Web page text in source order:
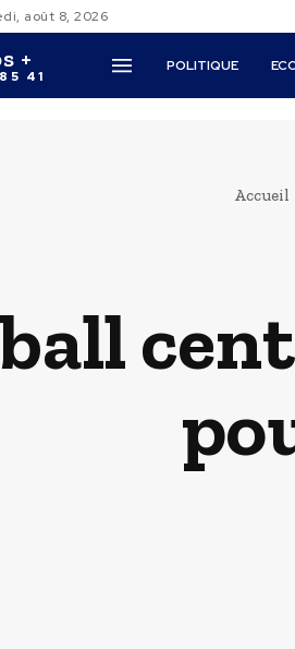
août 8, 2026
+
41
POLITIQUE
Accueil